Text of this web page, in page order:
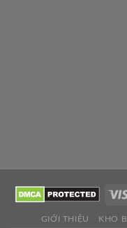
GIỚI THIỆU KHO